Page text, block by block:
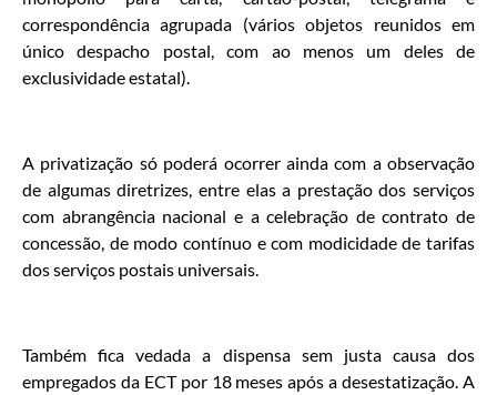
correspondência agrupada (vários objetos reunidos em
único despacho postal, com ao menos um deles de
exclusividade estatal).
A privatização só poderá ocorrer ainda com a observação
de algumas diretrizes, entre elas a prestação dos serviços
com abrangência nacional e a celebração de contrato de
concessão, de modo contínuo e com modicidade de tarifas
dos serviços postais universais.
Também fica vedada a dispensa sem justa causa dos
empregados da ECT por 18 meses após a desestatização. A